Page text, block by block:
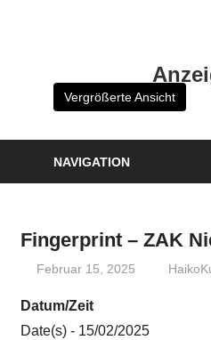
Vergrößerte Ansicht
NAVIGATION
Fingerprint – ZAK
Februar 15, 2025
Datum/Zeit
Date(s) - 15/02/2025